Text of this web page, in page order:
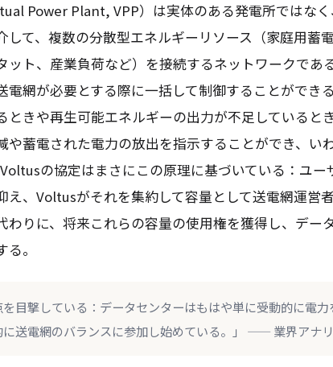
Power Plant, VPP）は実体のある発電所ではな
して、複数の分散型エネルギーリソース（家庭用蓄
ット、産業負荷など）を接続するネットワークであ
電網が必要とする際に一括して制御することができ
ときや再生可能エネルギーの出力が不足していると
や蓄電された電力の放出を指示することができ、い
の協定はまさにこの原理に基づいている：ユー
え、Voltusがそれを集約して容量として送電網運営
わりに、将来これらの容量の使用権を獲得し、デー
。
を目撃している：データセンターはもはや単に受動的に電
に送電網のバランスに参加し始めている。」 —— 業界アナ